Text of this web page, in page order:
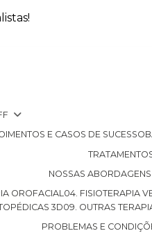
E CASOS DE SUCESSO
NOSSAS
OROFACIAL 04. FISIOTERAPIA
3D
09. OUTRAS
PROBLEMAS E